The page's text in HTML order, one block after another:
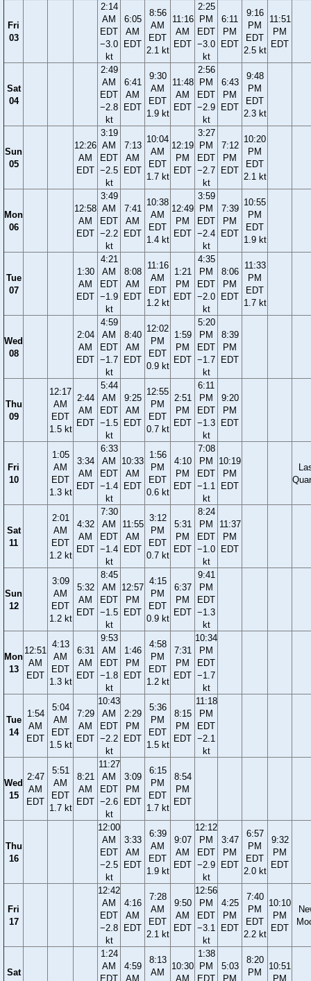
Fri
03
2:14
AM
EDT
−3.0
kt
6:05
AM
EDT
8:56
AM
EDT
2.1 kt
11:16
AM
EDT
2:25
PM
EDT
−3.0
kt
6:11
PM
EDT
9:16
PM
EDT
2.5 kt
11:51
PM
EDT
Sat
04
2:49
AM
EDT
−2.8
kt
6:41
AM
EDT
9:30
AM
EDT
1.9 kt
11:48
AM
EDT
2:56
PM
EDT
−2.9
kt
6:43
PM
EDT
9:48
PM
EDT
2.3 kt
Sun
05
12:26
AM
EDT
3:19
AM
EDT
−2.5
kt
7:13
AM
EDT
10:04
AM
EDT
1.7 kt
12:19
PM
EDT
3:27
PM
EDT
−2.7
kt
7:12
PM
EDT
10:20
PM
EDT
2.1 kt
Mon
06
12:58
AM
EDT
3:49
AM
EDT
−2.2
kt
7:41
AM
EDT
10:38
AM
EDT
1.4 kt
12:49
PM
EDT
3:59
PM
EDT
−2.4
kt
7:39
PM
EDT
10:55
PM
EDT
1.9 kt
Tue
07
1:30
AM
EDT
4:21
AM
EDT
−1.9
kt
8:08
AM
EDT
11:16
AM
EDT
1.2 kt
1:21
PM
EDT
4:35
PM
EDT
−2.0
kt
8:06
PM
EDT
11:33
PM
EDT
1.7 kt
Wed
08
2:04
AM
EDT
4:59
AM
EDT
−1.7
kt
8:40
AM
EDT
12:02
PM
EDT
0.9 kt
1:59
PM
EDT
5:20
PM
EDT
−1.7
kt
8:39
PM
EDT
Thu
09
12:17
AM
EDT
1.5 kt
2:44
AM
EDT
5:44
AM
EDT
−1.5
kt
9:25
AM
EDT
12:55
PM
EDT
0.7 kt
2:51
PM
EDT
6:11
PM
EDT
−1.3
kt
9:20
PM
EDT
Fri
10
1:05
AM
EDT
1.3 kt
3:34
AM
EDT
6:33
AM
EDT
−1.4
kt
10:33
AM
EDT
1:56
PM
EDT
0.6 kt
4:10
PM
EDT
7:08
PM
EDT
−1.1
kt
10:19
PM
EDT
Sat
11
2:01
AM
EDT
1.2 kt
4:32
AM
EDT
7:30
AM
EDT
−1.4
kt
11:55
AM
EDT
3:12
PM
EDT
0.7 kt
5:31
PM
EDT
8:24
PM
EDT
−1.0
kt
11:37
PM
EDT
Sun
12
3:09
AM
EDT
1.2 kt
5:32
AM
EDT
8:45
AM
EDT
−1.5
kt
12:57
PM
EDT
4:15
PM
EDT
0.9 kt
6:37
PM
EDT
9:41
PM
EDT
−1.3
kt
Mon
13
12:51
AM
EDT
4:13
AM
EDT
1.3 kt
6:31
AM
EDT
9:53
AM
EDT
−1.8
kt
1:46
PM
EDT
4:58
PM
EDT
1.2 kt
7:31
PM
EDT
10:34
PM
EDT
−1.7
kt
Tue
14
1:54
AM
EDT
5:04
AM
EDT
1.5 kt
7:29
AM
EDT
10:43
AM
EDT
−2.2
kt
2:29
PM
EDT
5:36
PM
EDT
1.5 kt
8:15
PM
EDT
11:18
PM
EDT
−2.1
kt
Wed
15
2:47
AM
EDT
5:51
AM
EDT
1.7 kt
8:21
AM
EDT
11:27
AM
EDT
−2.6
kt
3:09
PM
EDT
6:15
PM
EDT
1.7 kt
8:54
PM
EDT
Thu
16
12:00
AM
EDT
−2.5
kt
3:33
AM
EDT
6:39
AM
EDT
1.9 kt
9:07
AM
EDT
12:12
PM
EDT
−2.9
kt
3:47
PM
EDT
6:57
PM
EDT
2.0 kt
9:32
PM
EDT
Fri
17
12:42
AM
EDT
−2.8
kt
4:16
AM
EDT
7:28
AM
EDT
2.1 kt
9:50
AM
EDT
12:56
PM
EDT
−3.1
kt
4:25
PM
EDT
7:40
PM
EDT
2.2 kt
10:10
PM
EDT
Sat
1:24
AM
EDT
4:59
AM
8:13
AM
10:30
AM
1:38
PM
EDT
5:03
PM
8:20
PM
10:51
PM